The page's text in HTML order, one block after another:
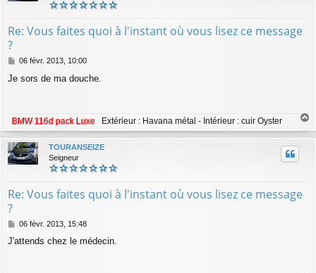
Re: Vous faites quoi à l'instant où vous lisez ce message
?
M
s
e
06 févr. 2013, 10:00
Je sors de ma douche.
BMW 116d pack Luxe Extérieur : Havana métal - Intérieur : cuir Oyster
a
u
TOURANSEIZE
Seigneur
Re: Vous faites quoi à l'instant où vous lisez ce message
?
M
s
06 févr. 2013, 15:48
J'attends chez le médecin.